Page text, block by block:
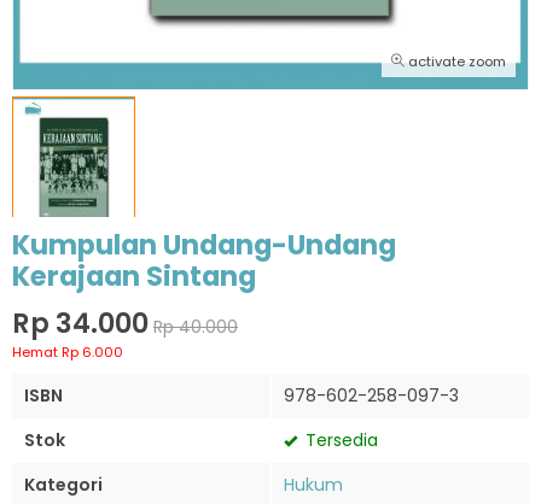
activate zoom
Kumpulan Undang-Undang
Kerajaan Sintang
Rp 34.000 Rp 40.000
Hemat Rp 6.000
ISBN
978-602-258-097-3
Stok
Tersedia
Kategori
Hukum